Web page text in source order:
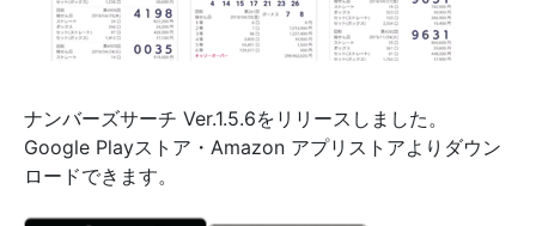
ナンバーズサーチ Ver.1.5.6をリリースしました。
Google Playストア・Amazon アプリストアよりダウン
ロードできます。